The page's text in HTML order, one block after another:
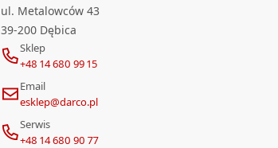
ul. Metalowców 43
39-200 Dębica
Sklep
+48 14 680 99 15
Email
esklep@darco.pl
Serwis
+48 14 680 90 77